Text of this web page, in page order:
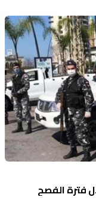
فترة الفصح